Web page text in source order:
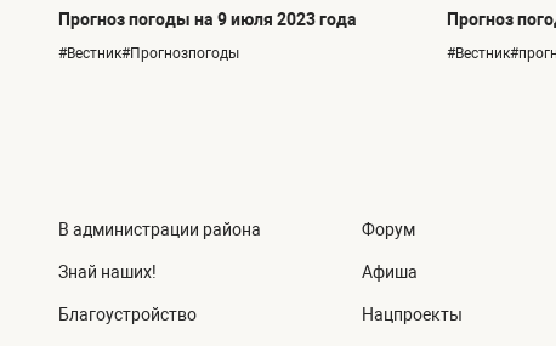
Прогноз погоды на 9 июля 2023 года
#Вестник#Прогнозпогоды
Прогноз
В администрации района
Знай наших!
Благоустройство
Форум
Афиша
Нацпроекты